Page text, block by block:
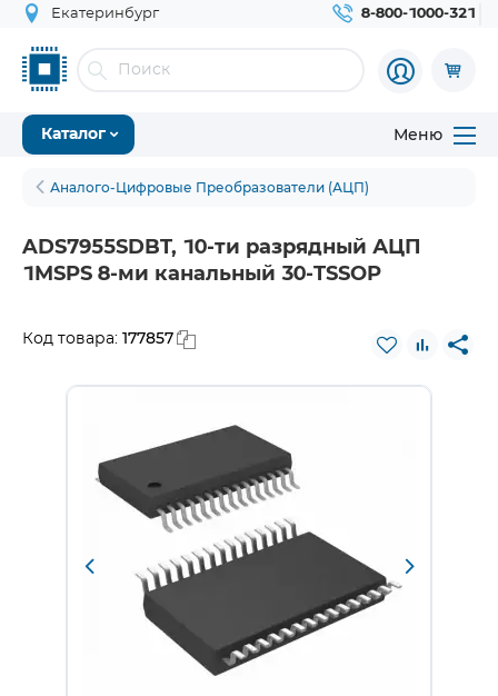
Екатеринбург 8-800-1000-321
Каталог Меню
Аналого-Цифровые Преобразователи (АЦП)
ADS7955SDBT, 10-ти разрядный АЦП
1MSPS 8-ми канальный 30-TSSOP
Код товара: 177857